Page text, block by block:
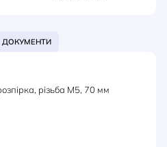
ДОКУМЕНТИ
різьба M5, 70 мм